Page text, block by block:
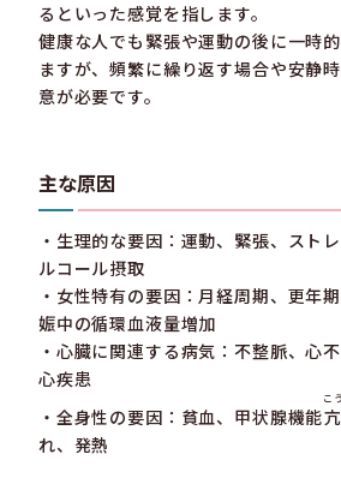
るといった感覚を指します。
健康な人でも緊張や運動の後に一時
ますが、頻繁に繰り返す場合や安静
意が必要です。
主な原因
・生理的な要因：運動、緊張、スト
ルコール摂取
・女性特有の要因：月経周期、更年
娠中の循環血液量増加
・心臓に関連する病気：不整脈、心
心疾患
・全身性の要因：貧血、甲状腺機能
こ
れ、発熱